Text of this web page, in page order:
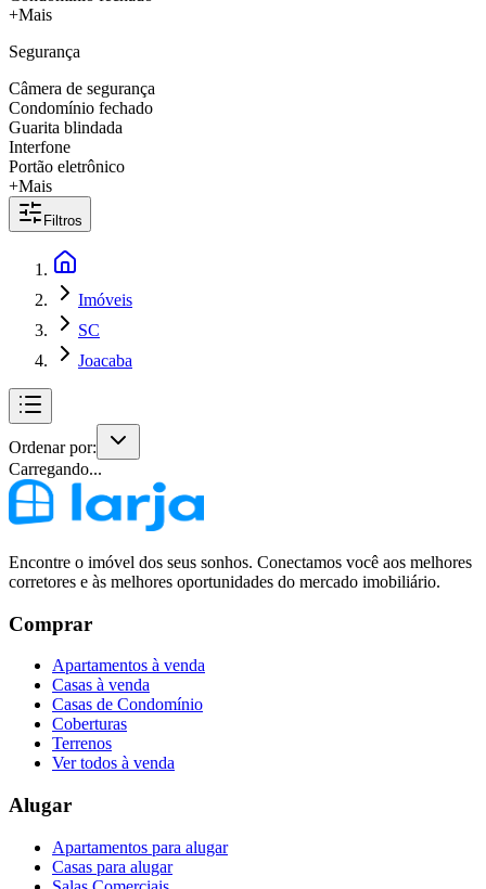
+Mais
Segurança
Câmera de segurança
Condomínio fechado
Guarita blindada
Interfone
Portão eletrônico
+Mais
Filtros
Imóveis
SC
Joacaba
Ordenar por:
Carregando...
Encontre o imóvel dos seus sonhos. Conectamos você aos melhores
corretores e às melhores oportunidades do mercado imobiliário.
Comprar
Apartamentos à venda
Casas à venda
Casas de Condomínio
Coberturas
Terrenos
Ver todos à venda
Alugar
Apartamentos para alugar
Casas para alugar